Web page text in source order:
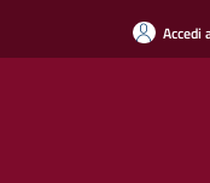
Accedi